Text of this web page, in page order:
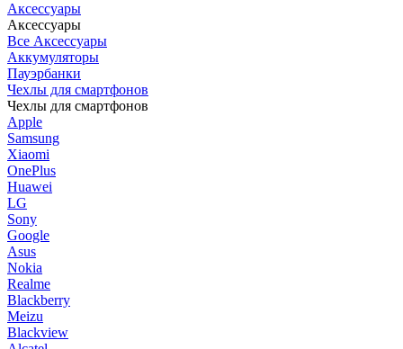
Аксессуары
Аксессуары
Все Аксессуары
Аккумуляторы
Пауэрбанки
Чехлы для смартфонов
Чехлы для смартфонов
Apple
Samsung
Xiaomi
OnePlus
Huawei
LG
Sony
Google
Asus
Nokia
Realme
Blackberry
Meizu
Blackview